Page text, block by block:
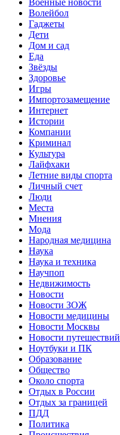
Волейбол
Гаджеты
Дети
Дом и сад
Еда
Звёзды
Здоровье
Игры
Импортозамещение
Интернет
Истории
Компании
Криминал
Культура
Лайфхаки
Летние виды спорта
Личный счет
Люди
Места
Мнения
Мода
Народная медицина
Наука
Наука и техника
Научпоп
Недвижимость
Новости
Новости ЗОЖ
Новости медицины
Новости Москвы
Новости путешествий
Ноутбуки и ПК
Образование
Общество
Около спорта
Отдых в России
Отдых за границей
ПДД
Политика